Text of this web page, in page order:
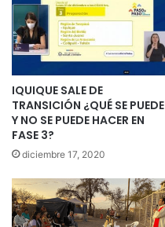
IQUIQUE SALE DE
TRANSICIÓN ¿QUÉ SE PUEDE
Y NO SE PUEDE HACER EN
FASE 3?
diciembre 17, 2020